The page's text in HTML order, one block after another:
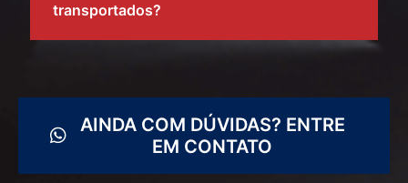
transportados?
AINDA COM DÚVIDAS? ENTRE
EM CONTATO